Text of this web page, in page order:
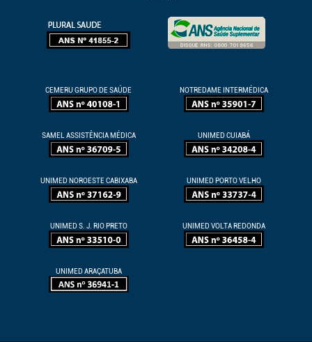
CEMERU GRUPO DE SAÚDE NOTREDAME INTERMÉDICA
SAMEL ASSISTÊNCIA MÉDICA UNIMED CUIABÁ
UNIMED NOROESTE CABIXABA UNIMED PORTO VELHO
UNIMED S. J. RIO PRETO UNIMED VOLTA REDONDA
UNIMED ARAÇATUBA